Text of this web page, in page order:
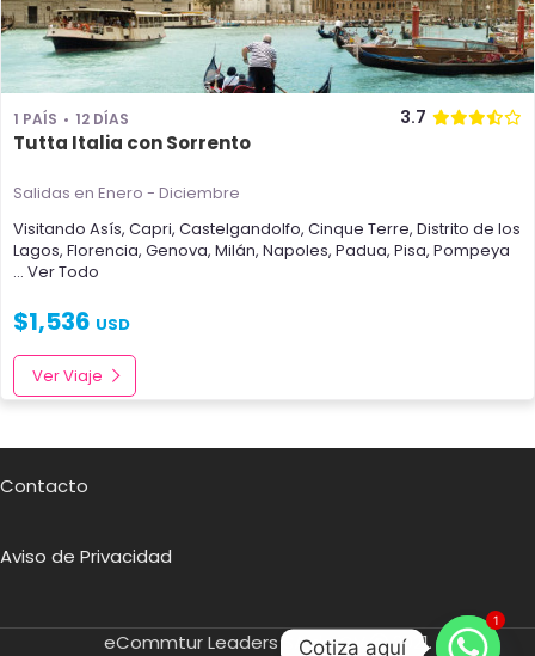
1 PAÍS 12 DÍAS 3.7
Tutta Italia con Sorrento
Salidas en Enero - Diciembre
Visitando Asís, Capri, Castelgandolfo, Cinque Terre, Distrito de los
Lagos, Florencia, Genova, Milán, Napoles, Padua, Pisa, Pompeya
... Ver Todo
$1,536 USD
Ver Viaje
Contacto
Aviso de Privacidad
eCommtur Leaders SA de CV 2021.
Cotiza aquí